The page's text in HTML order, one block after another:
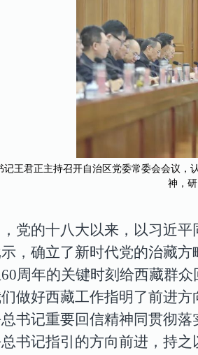
记王君正主持召开自治区党委常委会会议
神，
党的十八大以来， 以习近
，确立了新时代党的治藏
周年的关键时刻给西藏群
做好西藏工作指明了前进
书记重要回信精神同贯彻
书记指引的方向前进，持